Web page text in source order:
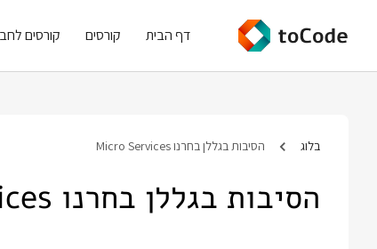
דף הבית קורסים קורסים
בלוג הסיבות בגללן בחרנו Micro Services
הסיבות בגללן בחרנו Micro Services